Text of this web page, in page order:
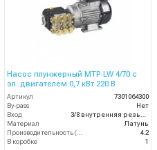
Насос плунжерный MTP LW 4/70 с
эл. двигателем 0,7 кВт 220 В
Артикул
7301064300
By-pass
Нет
Вход
3/8 внутренняя резьба
Материал
Латунь
Производительность (л/мин)
4.2
В коробке
1